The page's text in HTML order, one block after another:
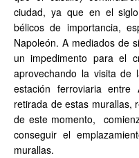
ciudad, ya que en el
bélicos de importancia,
Napoleón. A mediados de
un impedimento para el
aprovechando la visita
estación ferroviaria
retirada de estas murallas,
de este momento,
conseguir el
murallas.